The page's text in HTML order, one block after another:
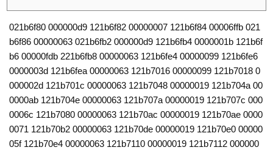
021b6f80 000000d9 121b6f82 00000007 121b6f84 00006ffb 021
b6f86 00000063 021b6fb2 000000d9 121b6fb4 0000001b 121b6f
b6 00000fdb 221b6fb8 00000063 121b6fe4 00000099 121b6fe6
0000003d 121b6fea 00000063 121b7016 00000099 121b7018 0
000002d 121b701c 00000063 121b7048 00000019 121b704a 00
0000ab 121b704e 00000063 121b707a 00000019 121b707c 000
0006c 121b7080 00000063 121b70ac 00000019 121b70ae 0000
0071 121b70b2 00000063 121b70de 00000019 121b70e0 00000
05f 121b70e4 00000063 121b7110 00000019 121b7112 000000